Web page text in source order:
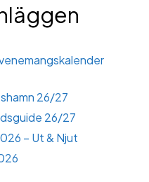
26/27
26/27
– Ut & Njut